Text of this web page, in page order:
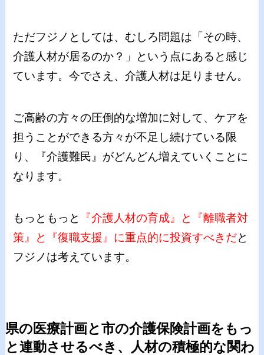
ただフジノとしては、むしろ問題は「その時、
介護人材が居るのか？」という点にあると感じ
ています。今でさえ、介護人材は足りません。
ご高齢の方々の圧倒的な増加に対して、ケアを
担うことができる方々が不足し続けている限
り、『介護難民』がどんどん増えていくことに
なります。
もっともっと
『介護人材の育成』と『離職者対
策』と『復職支援』に重点的に投資すべきだと
フジノは考えています。
県の医療計画と市の介護保険計画をもっ
と連動させるべき、人材の積極的な関わ